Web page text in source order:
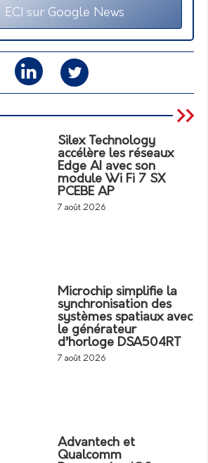
ECI sur Google News
Silex Technology
accélère les réseaux
Edge AI avec son
module Wi Fi 7 SX
PCEBE AP
7 août 2026
Microchip simplifie la
synchronisation des
systèmes spatiaux avec
le générateur
d’horloge DSA504RT
7 août 2026
Advantech et
Qualcomm